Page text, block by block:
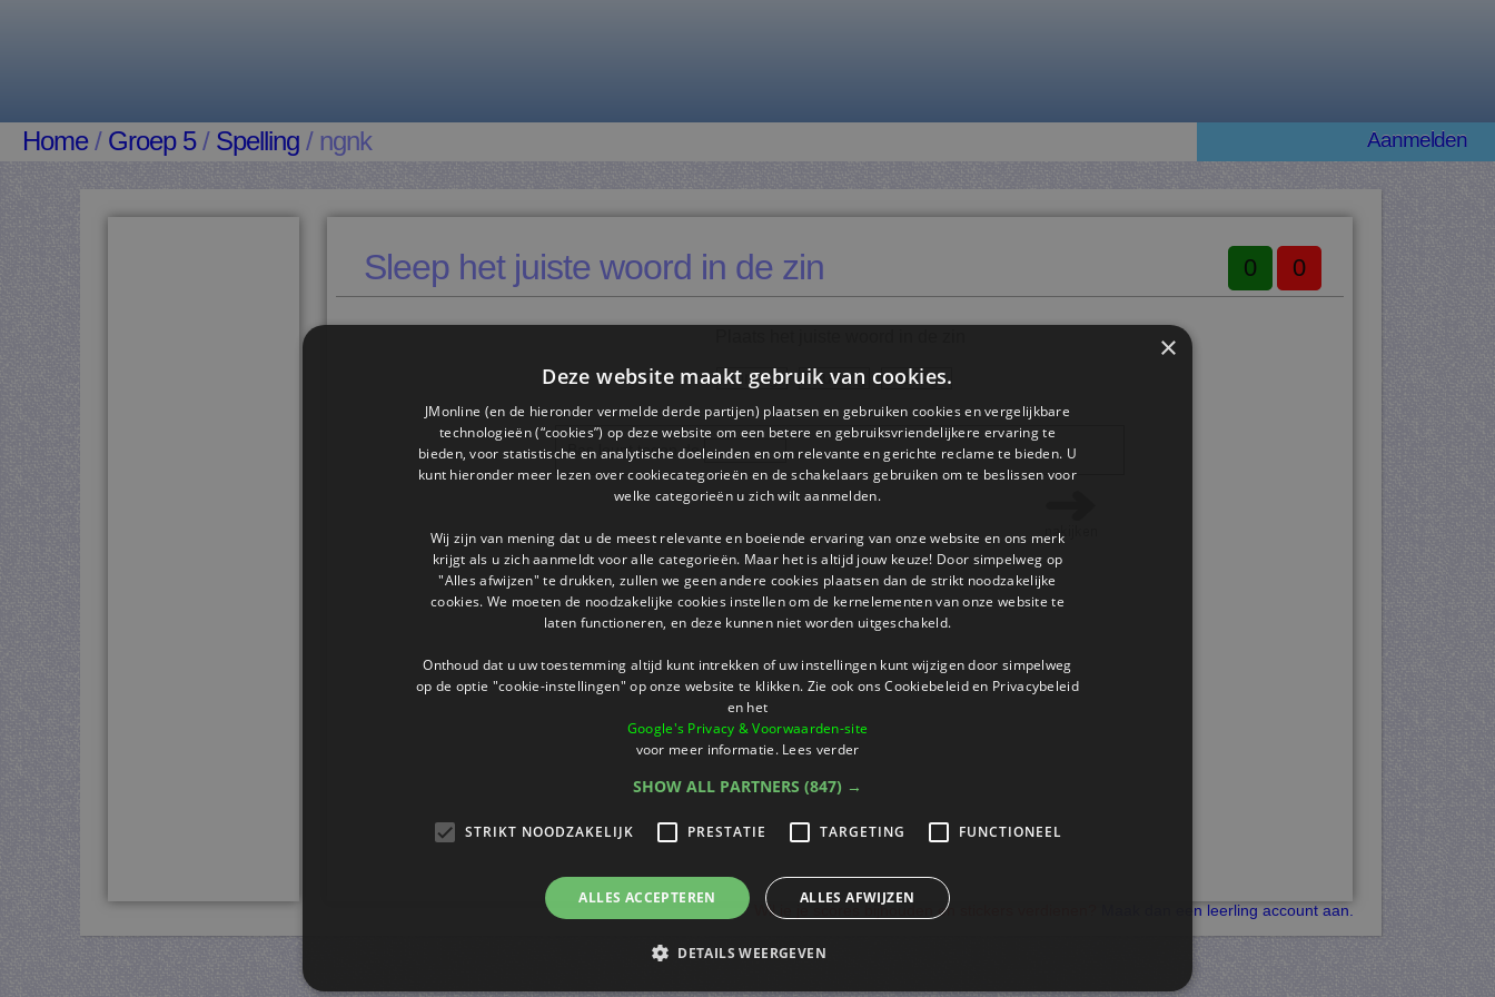
Home/ Groep 5/ Spelling / ngnk Aanmelden
Sleep het juiste woord in de zin 0 0
Bas leunt tegen de .
koning houding reling
Wil je je scores bijhouden en stickers verdienen? Maak dan een leerling account aan.
×
Deze website maakt gebruik van cookies.
JMonline (en de hieronder vermelde derde partijen) plaatsen en gebruiken cookies en vergelijkbare
technologieën (“cookies”) op deze website om een ​​betere en gebruiksvriendelijkere ervaring te
bieden, voor statistische en analytische doeleinden en om relevante en gerichte reclame te bieden. U
kunt hieronder meer lezen over cookiecategorieën en de schakelaars gebruiken om te beslissen voor
welke categorieën u zich wilt aanmelden.
Wij zijn van mening dat u de meest relevante en boeiende ervaring van onze website en ons merk
krijgt als u zich aanmeldt voor alle categorieën. Maar het is altijd jouw keuze! Door simpelweg op
"Alles afwijzen" te drukken, zullen we geen andere cookies plaatsen dan de strikt noodzakelijke
cookies. We moeten de noodzakelijke cookies instellen om de kernelementen van onze website te
laten functioneren, en deze kunnen niet worden uitgeschakeld.
Onthoud dat u uw toestemming altijd kunt intrekken of uw instellingen kunt wijzigen door simpelweg
op de optie "cookie-instellingen" op onze website te klikken. Zie ook ons ​​Cookiebeleid en Privacybeleid
en het
Google's Privacy & Voorwaarden-site
voor meer informatie. Lees verder
SHOW ALL PARTNERS (847) →
STRIKT NOODZAKELIJK PRESTATIE TARGETING FUNCTIONEEL
ALLES ACCEPTEREN ALLES AFWIJZEN
DETAILS WEERGEVEN